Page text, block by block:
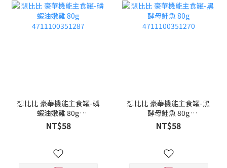
想比比 豪華機能主食罐-磷
蝦油嫩雞 80g
4711100351287
NT$58
想比比 豪華機能主食罐-黑
酵母鮭魚 80g
4711100351270
NT$58